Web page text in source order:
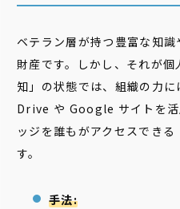
ベテラン層が持つ豊富な知
財産です。しかし、それが
知」の状態では、組織の力
Drive や Google サイトを活
ッジを誰もがアクセスでき
す。
手法: